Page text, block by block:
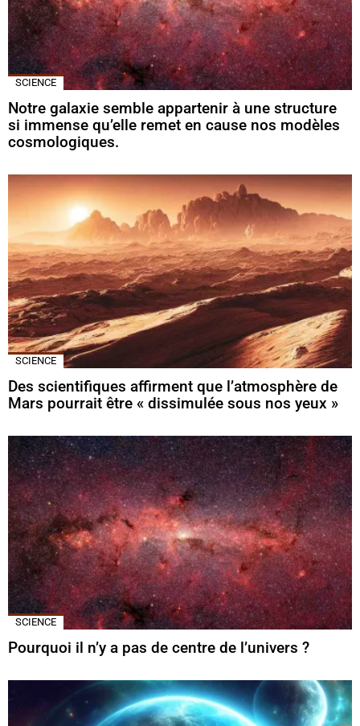
SCIENCE
Notre galaxie semble appartenir à une structure
si immense qu’elle remet en cause nos modèles
cosmologiques.
SCIENCE
Des scientifiques affirment que l’atmosphère de
Mars pourrait être « dissimulée sous nos yeux »
SCIENCE
Pourquoi il n’y a pas de centre de l’univers ?